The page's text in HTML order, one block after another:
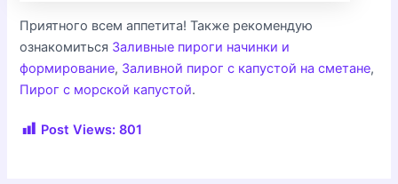
Приятного всем аппетита! Также рекомендую
ознакомиться Заливные пироги начинки и
формирование, Заливной пирог с капустой на сметане,
Пирог с морской капустой.
Post Views: 801